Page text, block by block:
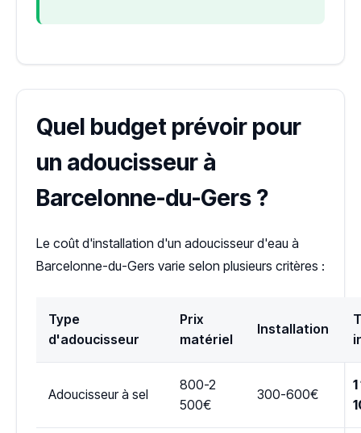
Quel budget prévoir pour
un adoucisseur à
Barcelonne-du-Gers ?
Le coût d'installation d'un adoucisseur d'eau à
Barcelonne-du-Gers varie selon plusieurs critères :
Type
d'adoucisseur
Prix
matériel
Installation
Adoucisseur à sel
800-2
500€
300-600€